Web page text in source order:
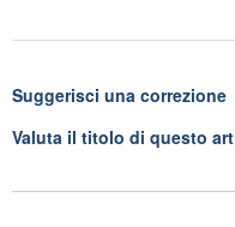
Suggerisci una correzione
Valuta il titolo di questo